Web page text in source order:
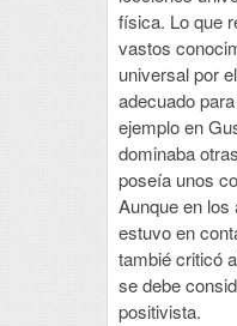
física. Lo que
vastos
universal por
adecuado
ejemplo en
dominaba
poseía unos
Aunque en los
estuvo en
tambié criticó
se debe
positivista.